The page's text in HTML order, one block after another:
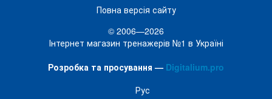
Повна версія сайту
© 2006—2026
Інтернет магазин тренажерів №1 в Україні
Розробка та просування — Digitalium.pro
Рус